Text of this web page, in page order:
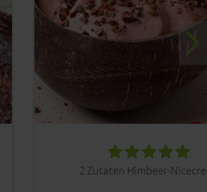
2 Zutaten Himbeer-